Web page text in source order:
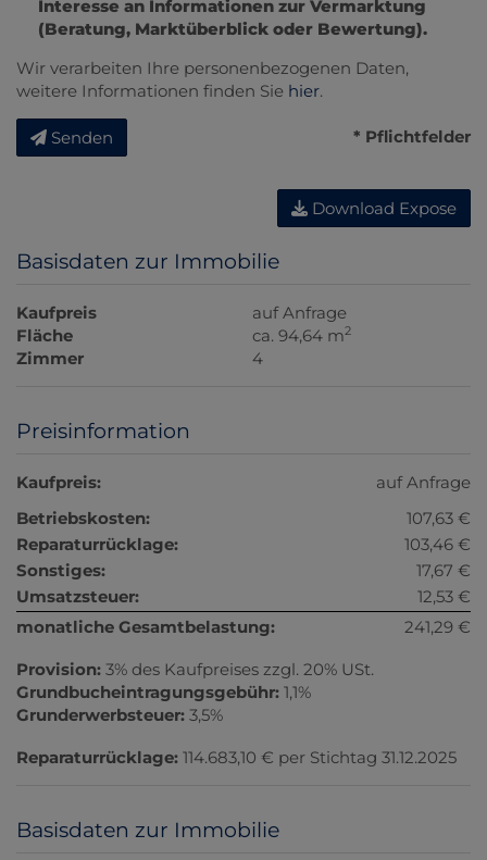
Interesse an Informationen zur Vermarktung
(Beratung, Marktüberblick oder Bewertung).
Wir verarbeiten Ihre personenbezogenen Daten,
weitere Informationen finden Sie hier.
Senden * Pflichtfelder
Download Expose
Basisdaten zur Immobilie
Kaufpreis
auf Anfrage
Fläche
ca. 94,64 m2
Zimmer 4
Preisinformation
Kaufpreis:
auf Anfrage
Betriebskosten:
107,63 €
Reparaturrücklage:
103,46 €
Sonstiges:
17,67 €
Umsatzsteuer:
12,53 €
monatliche Gesamtbelastung:
241,29 €
Provision: 3% des Kaufpreises zzgl. 20% USt.
Grundbucheintragungsgebühr: 1,1%
Grunderwerbsteuer: 3,5%
Reparaturrücklage: 114.683,10 € per Stichtag 31.12.2025
Basisdaten zur Immobilie